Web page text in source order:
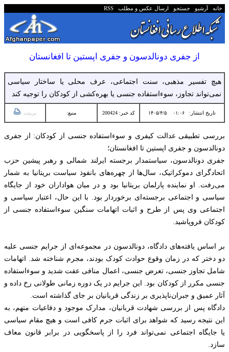
خانه آرشیو جستجو ارسال عکس و مطلب RSS
از جفری دونالدسون و جفری اپستین تا افغانستان
هیچ تفسیر مذهبی، سنت اجتماعی، عرف محلی یا ساختار سیاسی
نمی‌تواند تجاوز، سوءاستفاده جنسی یا بهره‌کشی از کودکان را توجیه کند
تاریخ انتشار: ۰۱:۰۶ ۱۴۰۵/۴/۵ کد خبر: 200424 منبع: پرینت
بررسی تطبیقی عدالت کیفری و سوءاستفاده جنسی از کودکان: از جفری
دونالدسون و جفری اپستین تا افغانستان؛
جفری دونالدسون، سیاستمدار برجسته ایرلند شمالی و رهبر پیشین حزب
اتحادگرای دموکراتیک، سال‌ها از چهره‌های بانفوذ سیاست بریتانیا به شمار
می‌رفت. او نماینده پارلمان بریتانیا بود و در میان هواداران خود از جایگاه
سیاسی و اجتماعی برجسته‌ای برخوردار بود. با این حال، اعتبار سیاسی و
اجتماعی وی پس از طرح و اثبات اتهامات سنگین سوءاستفاده جنسی از
کودکان فروپاشید.
بر اساس یافته‌های دادگاه، دونالدسون در مجموعه‌ای از جرایم جنسی علیه
دو دختر که در زمان وقوع حوادث کودک بودند، مجرم شناخته شد. اتهامات
شامل تجاوز جنسی، تعرض جنسی، اعمال منافی عفت شدید و سوءاستفاده
جنسی مکرر از کودکان بود. این جرایم در یک دوره زمانی طولانی رخ داده و
آثار عمیق و جبران‌ناپذیری بر زندگی قربانیان بر جای گذاشته است.
دادگاه پس از بررسی شهادت قربانیان، مدارک موجود و دفاعیات متهم، به
این نتیجه رسید که شواهد برای اثبات جرم کافی است و هیچ مقام سیاسی
یا جایگاه اجتماعی نمی‌تواند فرد را از پاسخگویی در برابر قانون معاف
سازد.